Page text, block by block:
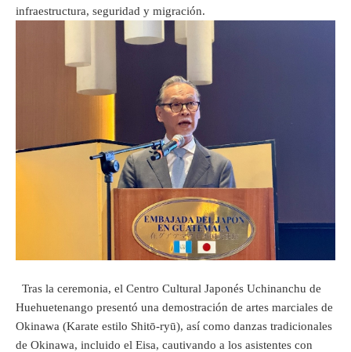
infraestructura, seguridad y migración.
Tras la ceremonia, el Centro Cultural Japonés Uchinanchu de
Huehuetenango presentó una demostración de artes marciales de
Okinawa (Karate estilo Shitō-ryū), así como danzas tradicionales
de Okinawa, incluido el Eisa, cautivando a los asistentes con